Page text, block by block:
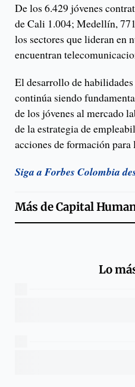
De los 6.429 jóvenes
de Cali 1.004; Medellín,
los sectores que lideran en
encuentran
El desarrollo de
continúa siendo
de los jóvenes al mercado
de la estrategia de
acciones de formación para
Siga a Forbes Colombia
Más deCapital
Lo